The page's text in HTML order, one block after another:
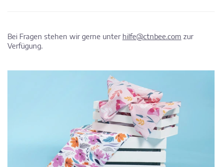
Bei Fragen stehen wir gerne unter hilfe@ctnbee.com zur
Verfügung.